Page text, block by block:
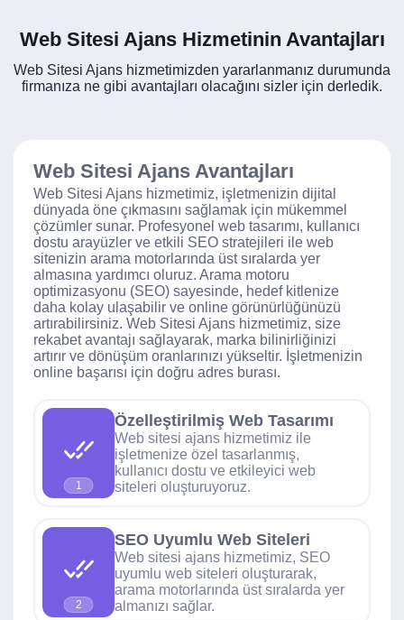
Web Sitesi Ajans Hizmetinin Avantajları
Web Sitesi Ajans hizmetimizden yararlanmanız durumunda
firmanıza ne gibi avantajları olacağını sizler için derledik.
Web Sitesi Ajans Avantajları
Web Sitesi Ajans hizmetimiz, işletmenizin dijital
dünyada öne çıkmasını sağlamak için mükemmel
çözümler sunar. Profesyonel web tasarımı, kullanıcı
dostu arayüzler ve etkili SEO stratejileri ile web
sitenizin arama motorlarında üst sıralarda yer
almasına yardımcı oluruz. Arama motoru
optimizasyonu (SEO) sayesinde, hedef kitlenize
daha kolay ulaşabilir ve online görünürlüğünüzü
artırabilirsiniz. Web Sitesi Ajans hizmetimiz, size
rekabet avantajı sağlayarak, marka bilinirliğinizi
artırır ve dönüşüm oranlarınızı yükseltir. İşletmenizin
online başarısı için doğru adres burası.
1
Özelleştirilmiş Web Tasarımı
Web sitesi ajans hizmetimiz ile
işletmenize özel tasarlanmış,
kullanıcı dostu ve etkileyici web
siteleri oluşturuyoruz.
2
SEO Uyumlu Web Siteleri
Web sitesi ajans hizmetimiz, SEO
uyumlu web siteleri oluşturarak,
arama motorlarında üst sıralarda yer
almanızı sağlar.